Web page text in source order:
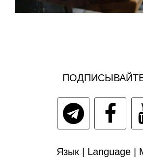
Язык | Language |